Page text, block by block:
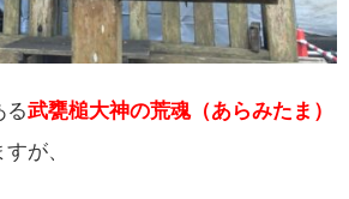
る武甕槌大神の荒魂（あらみたま）
が、